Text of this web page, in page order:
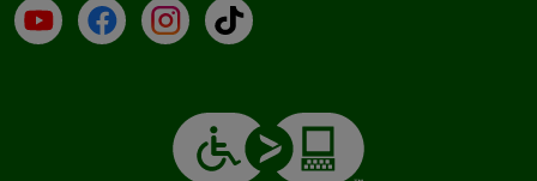
YouTube (en inglés)
Facebook (en inglés)
Instagram (en inglés)
TikTok